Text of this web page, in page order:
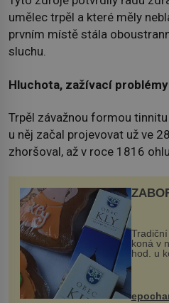
umělec trpěl a které měly
prvním místě stála
sluchu.
Hluchota, zažívací
Trpěl závažnou formou
u něj začal projevovat už ve
zhoršoval, až v roce 1816
koná v
hod. u
Kly u